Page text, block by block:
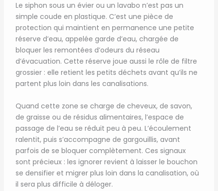
Le siphon sous un évier ou un lavabo n’est pas un
simple coude en plastique. C’est une pièce de
protection qui maintient en permanence une petite
réserve d’eau, appelée garde d’eau, chargée de
bloquer les remontées d’odeurs du réseau
d’évacuation. Cette réserve joue aussi le rôle de filtre
grossier : elle retient les petits déchets avant qu’ils ne
partent plus loin dans les canalisations.
Quand cette zone se charge de cheveux, de savon,
de graisse ou de résidus alimentaires, l’espace de
passage de l’eau se réduit peu à peu. L’écoulement
ralentit, puis s’accompagne de gargouillis, avant
parfois de se bloquer complètement. Ces signaux
sont précieux : les ignorer revient à laisser le bouchon
se densifier et migrer plus loin dans la canalisation, où
il sera plus difficile à déloger.